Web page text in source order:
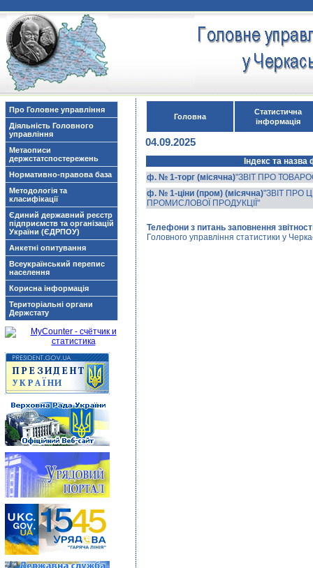
Про Головне управління
Діяльність Головного
управління
Метаописи
держстатспостережень
Нормативно-правова база
Методологія та
класифікації
Єдиний державний реєстр
підприємств та організацій
України (ЄДРПОУ)
Анкетні опитування
Всеукраїнський перепис
населення
Корисна інформація
Територіальні органи
Держстату
Головна
Статистична
інформація
04.09.2025
Індекс та
ф. № 1-торг (місячна)"ЗВІТ ПРО
ф. № 1-ціни (пром) (місячна)"ЗВІТ ПРО
ПРОМИСЛОВОЇ ПРОДУКЦІЇ"
Телефони з питань заповнення
Головного управління статистики у